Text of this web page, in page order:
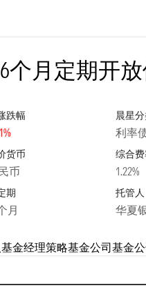
个月定期开放
跌幅 晨星
利率
货币
币
综合
1.22%
期
月
托管人
华夏
基金经理策略基金公司基金